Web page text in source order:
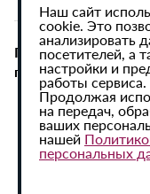
При использовании
гиперссылка на ИА
Наш сайт
cookie. Это
анализировать
посетителей, а
настройки и
работы сервиса.
Продолжая
на передач,
ваших
нашей
персональных